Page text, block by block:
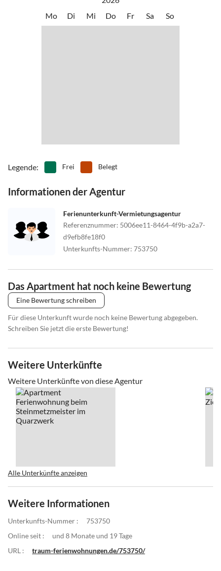
Mo
Di Mi Do Fr Sa So
Legende: Frei Belegt
Informationen der Agentur
Ferienunterkunft-Vermietungsagentur
Referenznummer: 5006ee11-8464-4f9b-a2a7-
d9efb8fe18f0
Unterkunfts-Nummer: 753750
Das Apartment hat noch keine Bewertung
Eine Bewertung schreiben
Für diese Unterkunft wurde noch keine Bewertung abgegeben.
Schreiben Sie jetzt die erste Bewertung!
Weitere Unterkünfte
Weitere Unterkünfte von diese Agentur
Alle Unterkünfte anzeigen
Weitere Informationen
Unterkunfts-Nummer :
753750
Online seit :
und 8 Monate und 19 Tage
URL :
traum-ferienwohnungen.de/753750/